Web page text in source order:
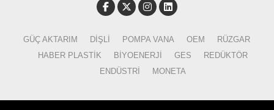
GÜÇ AKTARIM DIŞLI POMPA VANA OEM
RÜZGAR
HABER PLASTIK
BIYOENERJI GES
REDÜKTÖR
ENDÜSTRI
MONETA